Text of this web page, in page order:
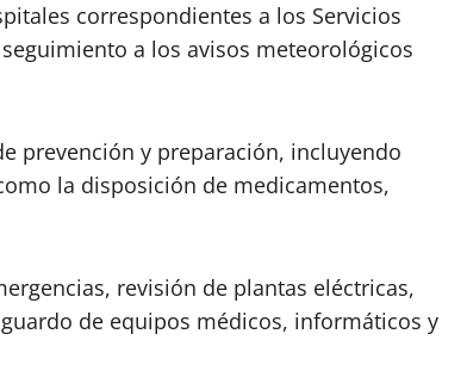
correspondientes a los Servicios
a los avisos meteorológicos
prevención y preparación, incluyendo
la disposición de medicamentos,
revisión de plantas eléctricas,
de equipos médicos, informáticos y